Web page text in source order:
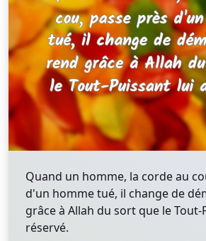
Quand un homme, la corde au
d'un homme tué, il change de
grâce à Allah du sort que le Tout-
réservé.